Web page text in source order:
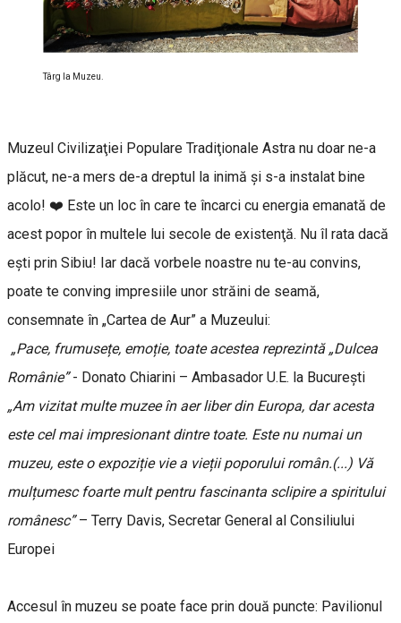
Târg la Muzeu.
Muzeul Civilizaţiei Populare Tradiţionale Astra nu doar ne-a
plăcut, ne-a mers de-a dreptul la inimă şi s-a instalat bine
acolo! ❤️ Este un loc în care te încarci cu energia emanată de
acest popor în multele lui secole de existenţă. Nu îl rata dacă
eşti prin Sibiu! Iar dacă vorbele noastre nu te-au convins,
poate te conving impresiile unor străini de seamă,
consemnate în „Cartea de Aur” a Muzeului:
„Pace, frumusețe, emoție, toate acestea reprezintă „Dulcea
Românie”- Donato Chiarini – Ambasador U.E. la București
„Am vizitat multe muzee în aer liber din Europa, dar acesta
este cel mai impresionant dintre toate. Este nu numai un
muzeu, este o expoziție vie a vieții poporului român.(...) Vă
mulțumesc foarte mult pentru fascinanta sclipire a spiritului
românesc”– Terry Davis, Secretar General al Consiliului
Europei
Accesul în muzeu se poate face prin două puncte: Pavilionul